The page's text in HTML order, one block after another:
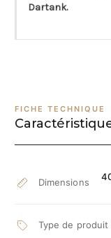
Dartank.
FICHE TECHNIQUE
Dimensions
Type de produit